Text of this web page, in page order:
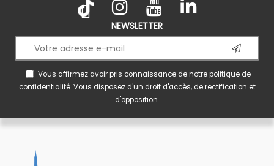
NEWSLETTER
Vous affirmez avoir pris connaissance de notrepolitique de
confidentialité. Vous disposez d'un droit d'accès, de rectification et
d'opposition.